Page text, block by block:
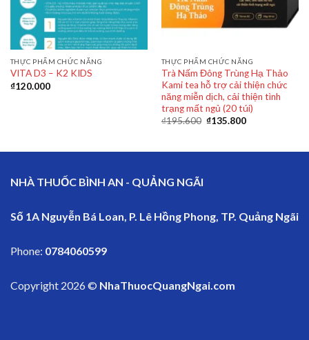
THỰC PHẨM CHỨC NĂNG
VITA D3 – K2 KIDS
₫120.000
THỰC PHẨM CHỨC NĂNG
Trà Nấm Đông Trùng Hạ Thảo
Kami tea hỗ trợ cải thiện chức
năng miễn dịch, cải thiện tình
trạng mất ngủ (20 túi)
₫195.600 ₫135.800
NHÀ THUỐC BÌNH AN - QUẢNG NGÃI
Số 1A Nguyễn Bá Loan, P. Lê Hồng Phong, TP. Quảng Ngãi
Phone: 0784060599
Copyright 2026 © NhaThuocQuangNgai.com